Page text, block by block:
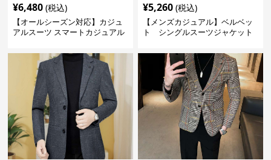
¥6,480 (税込)
【オールシーズン対応】カジュ
アルスーツ スマートカジュアル
¥5,260 (税込)
【メンズカジュアル】ベルベッ
ト シングルスーツジャケット